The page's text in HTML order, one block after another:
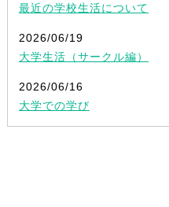
最近の学校生活について
2026/06/19
大学生活（サークル編）
2026/06/16
大学での学び